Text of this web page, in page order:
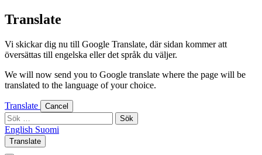
Skip
to
Translate
Vi skickar dig nu till Google Translate, där sidan kommer att
översättas till engelska eller det språk du väljer.
We will now send you to Google translate where the page will be
translated to the language of your choice.
Translate Cancel
Sök
efter:
English English
Suomi
Translate
Log